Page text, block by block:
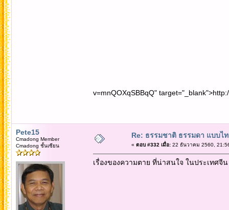
v=mnQOXqSBBqQ"
Pete15
Cmadong Member
Cmadong ชั้นเซียน
Re: ธรรมชาติ ธรรมดา แบบไ
« ตอบ #332 เมื่อ:22 ธันวาคม 2560,
เรื่องของความตาย ที่น่าสนใจ ในประเทศจี